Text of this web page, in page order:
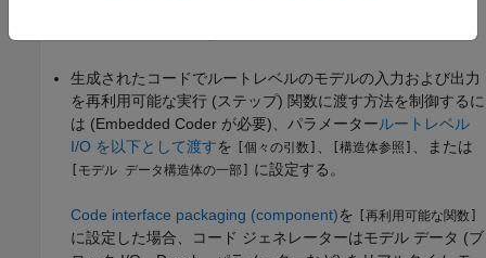
生成されたコードでルートレベルのモデルの入力および出力
を再利用可能な実行 (ステップ) 関数に渡す方法を制御するに
は (Embedded Coder が必要)、パラメータールートレベル
I/O を以下として渡すを [個々の引数] [構造体参照] 、または
[モデル データ構造体の一部] に設定する。
Code interface packaging (component)を [再利用可能な関数]
に設定した場合、コード ジェネレーターはモデル データ (ブ